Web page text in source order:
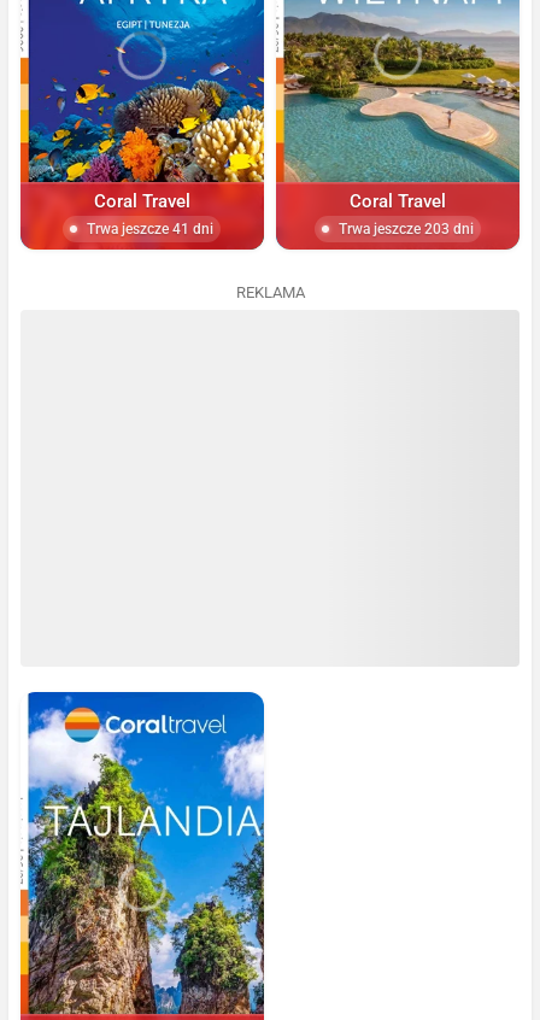
Coral Travel
Trwa jeszcze 41 dni
Coral Travel
Trwa jeszcze 203 dni
REKLAMA